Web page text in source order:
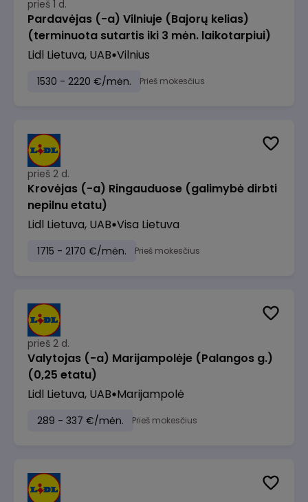
prieš 1 d.
Pardavėjas (-a) Vilniuje (Bajorų kelias)
(terminuota sutartis iki 3 mėn. laikotarpiui)
Lidl Lietuva, UAB Vilnius
1530 - 2220 €/mėn. Prieš mokesčius
prieš 2 d.
Krovėjas (-a) Ringauduose (galimybė dirbti
nepilnu etatu)
Lidl Lietuva, UAB Visa Lietuva
1715 - 2170 €/mėn. Prieš mokesčius
prieš 2 d.
Valytojas (-a) Marijampolėje (Palangos g.)
(0,25 etatu)
Lidl Lietuva, UAB Marijampolė
289 - 337 €/mėn. Prieš mokesčius